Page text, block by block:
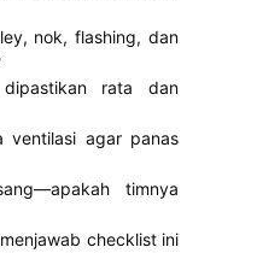
nok, flashing, dan
rata dan
ventilasi agar panas
timnya
checklist ini